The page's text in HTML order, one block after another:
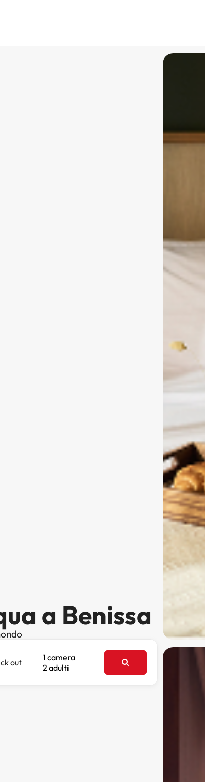
a Benissa
out
1 camera
2 adulti